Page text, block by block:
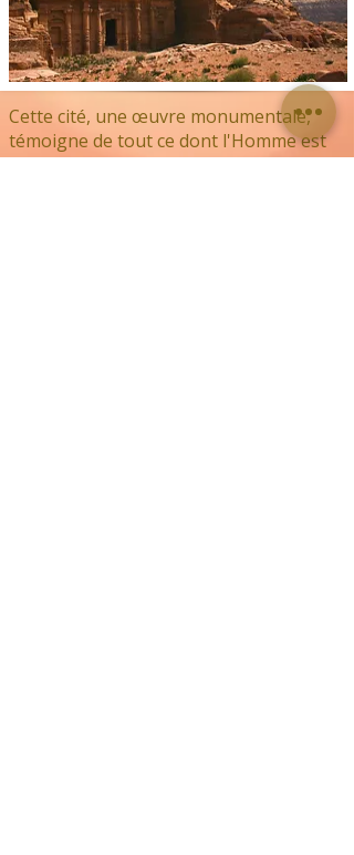
Cette cité, une œuvre monumentale,
témoigne de tout ce dont l'Homme est
capable lorsqu'il met son énergie et sa